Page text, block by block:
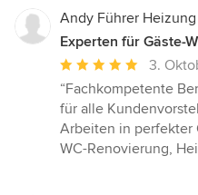
Andy Führer
Experten für Gäste-
Durchschnittliche
Bewertung:
5
von
5
3.
“Fachkompetente
für alle
Arbeiten in perfekter
WC-Renovierung,